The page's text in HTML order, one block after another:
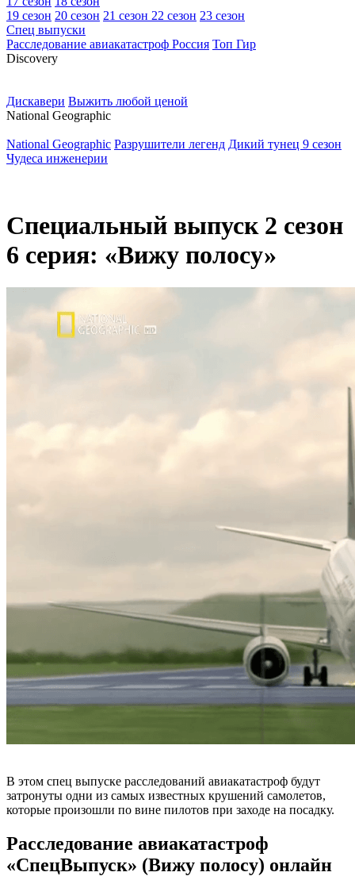
19 сезон 20 сезон 21 сезон 22 сезон 23 сезон
Спец выпуски
Расследование авиакатастроф Россия Топ Гир
Discovery
Дискавери Выжить любой ценой
National Geographic
National Geographic Разрушители легенд Дикий тунец 9 сезон
Чудеса инженерии
Специальный выпуск 2 сезон
6 серия: «Вижу полосу»
В этом спец выпуске расследований авиакатастроф будут
затронуты одни из самых известных крушений самолетов,
которые произошли по вине пилотов при заходе на посадку.
Расследование авиакатастроф
«СпецВыпуск» (Вижу полосу) онлайн